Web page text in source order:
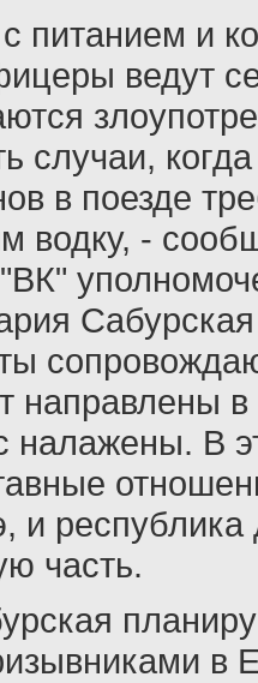
питанием и
ведут
случаи,
в поезде
водку, -
направлены
налажены. В
и
часть.
в